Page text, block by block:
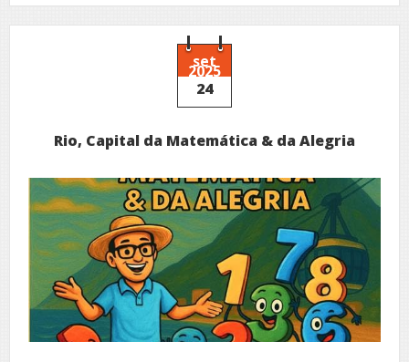
de
rio
set
2025
24
Rio, Capital da Matemática & da Alegria